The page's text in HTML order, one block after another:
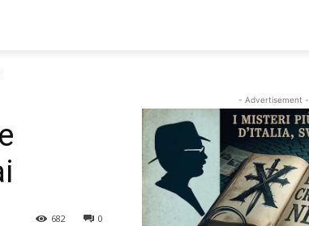
0
682
- Advertisement -